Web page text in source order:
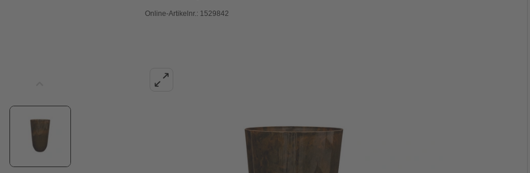
Online-Artikelnr.: 1529842